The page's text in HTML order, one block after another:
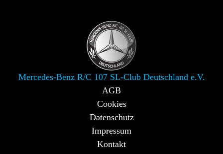
Mercedes-Benz R/C 107 SL-Club Deutschland e.V.
AGB
Cookies
Datenschutz
Impressum
Kontakt